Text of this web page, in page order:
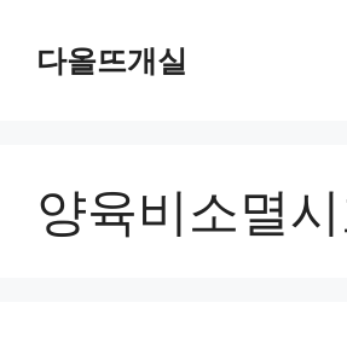
다올뜨개실
양육비소멸